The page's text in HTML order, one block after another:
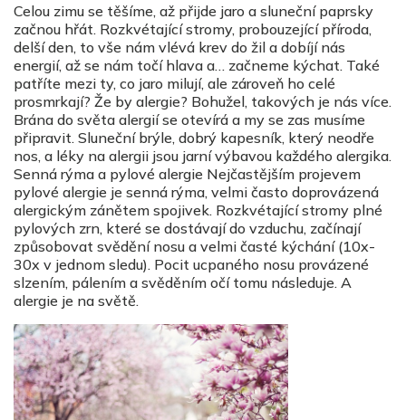
Celou zimu se těšíme, až přijde jaro a sluneční paprsky
začnou hřát. Rozkvétající stromy, probouzející příroda,
delší den, to vše nám vlévá krev do žil a dobíjí nás
energií, až se nám točí hlava a… začneme kýchat. Také
patříte mezi ty, co jaro milují, ale zároveň ho celé
prosmrkají? Že by alergie? Bohužel, takových je nás více.
Brána do světa alergií se otevírá a my se zas musíme
připravit. Sluneční brýle, dobrý kapesník, který neodře
nos, a léky na alergii jsou jarní výbavou každého alergika.
Senná rýma a pylové alergie Nejčastějším projevem
pylové alergie je senná rýma, velmi často doprovázená
alergickým zánětem spojivek. Rozkvétající stromy plné
pylových zrn, které se dostávají do vzduchu, začínají
způsobovat svědění nosu a velmi časté kýchání (10x-
30x v jednom sledu). Pocit ucpaného nosu provázené
slzením, pálením a svěděním očí tomu následuje. A
alergie je na světě.